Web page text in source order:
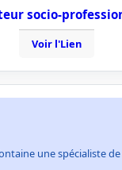
socio-
Voir l'Lien
une spécialiste